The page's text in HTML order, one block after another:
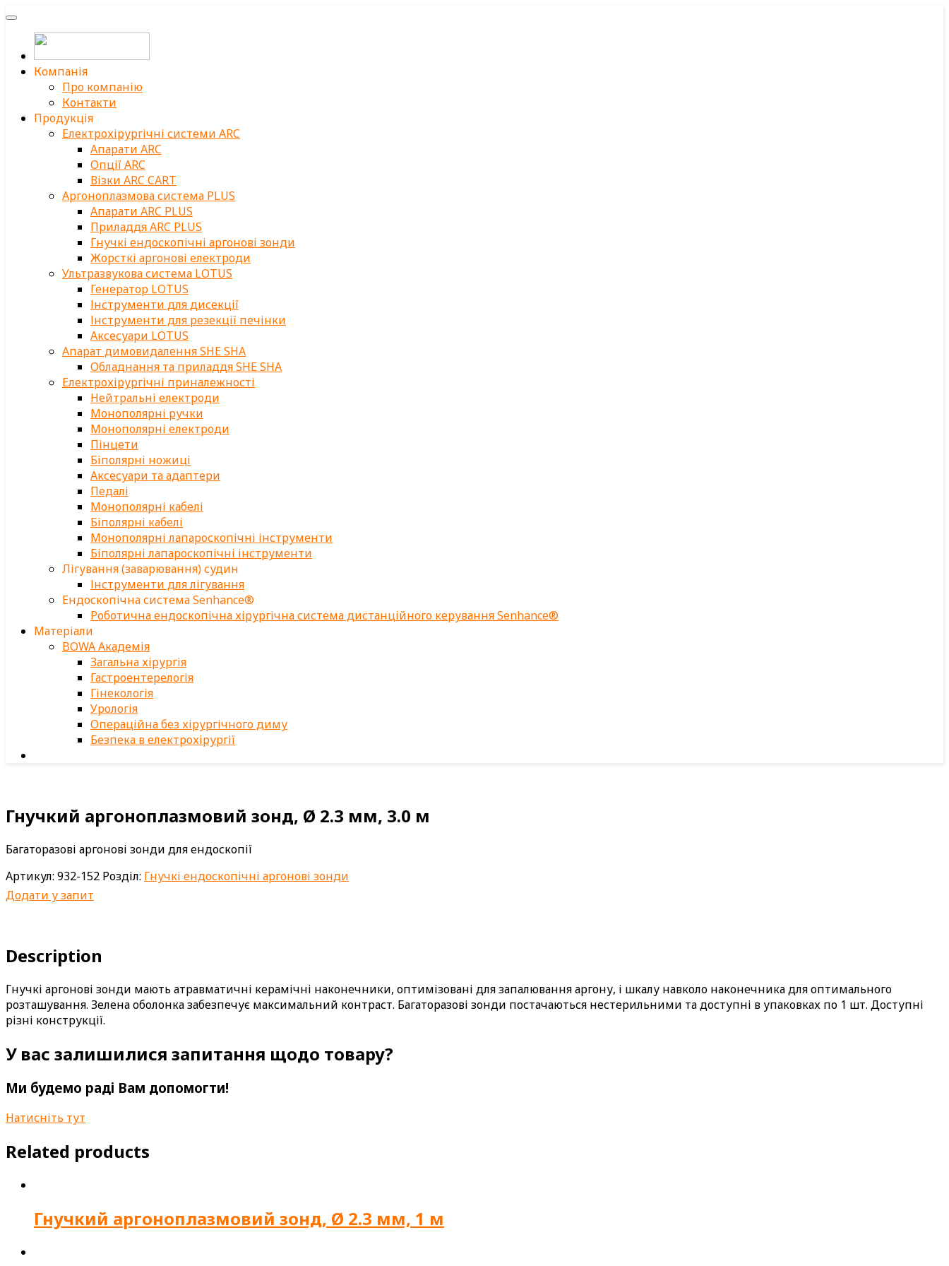
Компанія
Про компанію
Контакти
Продукція
Електрохірургічні системи ARC
Апарати ARC
Опції ARC
Візки ARC CART
Аргоноплазмова система PLUS
Апарати ARC PLUS
Приладдя ARC PLUS
Гнучкі ендоскопічні аргонові зонди
Жорсткі аргонові електроди
Ультразвукова система LOTUS
Генератор LOTUS
Інструменти для дисекції
Інструменти для резекції печінки
Аксесуари LOTUS
Апарат димовидалення SHE SHA
Обладнання та приладдя SHE SHA
Електрохірургічні приналежності
Нейтральні електроди
Монополярні ручки
Монополярні електроди
Пінцети
Біполярні ножиці
Аксесуари та адаптери
Педалі
Монополярні кабелі
Біполярні кабелі
Монополярні лапароскопічні інструменти
Біполярні лапароскопічні інструменти
Лігування (заварювання) судин
Інструменти для лігування
Ендоскопічна система Senhance®
Роботична ендоскопічна хірургічна система дистанційного керування Senhance®
Матеріали
BOWA Академія
Загальна хірургія
Гастроентерелогія
Гінекологія
Урологія
Операційна без хірургічного диму
Безпека в електрохірургії
Гнучкий аргоноплазмовий зонд, Ø 2.3 мм, 3.0 м
Багаторазові аргонові зонди для ендоскопії
Артикул: 932-152 Розділ: Гнучкі ендоскопічні аргонові зонди
Додати у запит
Description
Гнучкі аргонові зонди мають атравматичні керамічні наконечники, оптимізовані для запалювання аргону, і шкалу навколо наконечника для оптимального
розташування. Зелена оболонка забезпечує максимальний контраст. Багаторазові зонди постачаються нестерильними та доступні в упаковках по 1 шт. Доступні
різні конструкції.
У вас залишилися запитання щодо товару?
Ми будемо раді Вам допомогти!
Натисніть тут
Related products
Гнучкий аргоноплазмовий зонд, Ø 2.3 мм, 1 м